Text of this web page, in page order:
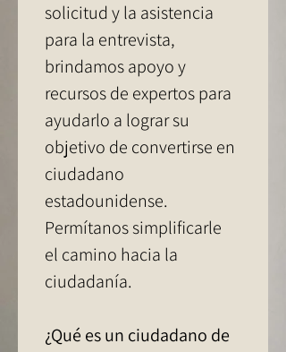
solicitud y la asistencia
para la entrevista,
brindamos apoyo y
recursos de expertos para
ayudarlo a lograr su
objetivo de convertirse en
ciudadano
estadounidense.
Permítanos simplificarle
el camino hacia la
ciudadanía.
¿Qué es un ciudadano de